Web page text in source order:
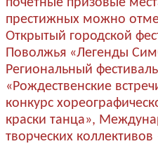
престижных можно
Открытый городской
Поволжья «Легенды
Региональный
«Рождественские
конкурс
краски танца»,
творческих